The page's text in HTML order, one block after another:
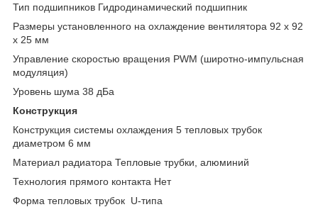
Тип подшипников Гидродинамический подшипник
Размеры установленного на охлаждение вентилятора 92 x 92
x 25 мм
Управление скоростью вращения PWM (широтно-импульсная
модуляция)
Уровень шума 38 дБа
Конструкция
Конструкция системы охлаждения 5 тепловых трубок
диаметром 6 мм
Материал радиатора Тепловые трубки, алюминий
Технология прямого контакта Нет
Форма тепловых трубок U-типа